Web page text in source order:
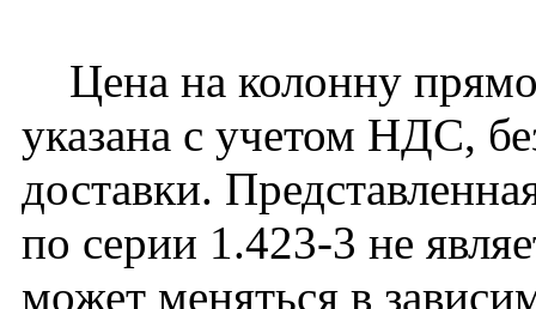
Цена на колонну
указана с учетом НДС,
доставки.
по серии 1.423-3 не
может меняться в